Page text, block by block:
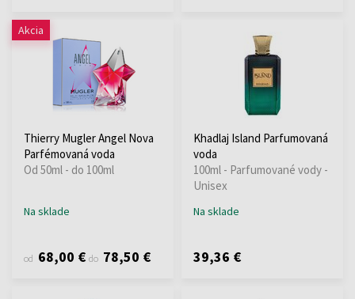
Akcia
Thierry Mugler Angel Nova
Parfémovaná voda
Od 50ml - do 100ml
Na sklade
od 68,00 € do 78,50 €
Khadlaj Island Parfumovaná
voda
100ml - Parfumované vody -
Unisex
Na sklade
39,36 €